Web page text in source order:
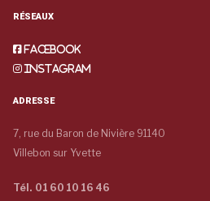
RÉSEAUX
Facebook
Instagram
ADRESSE
7, rue du Baron de Nivière 91140
Villebon sur Yvette
Tél. 01 60 10 16 46